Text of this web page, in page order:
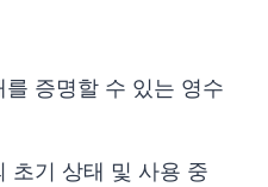
증명할 수 있는 영수
초기 상태 및 사용 중